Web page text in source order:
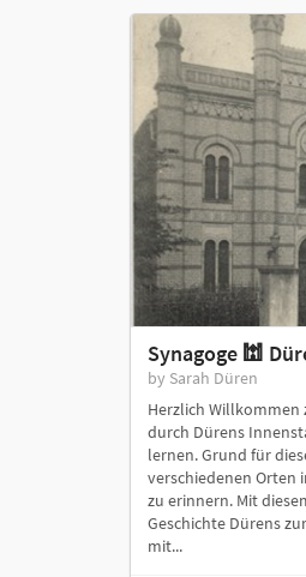
Synagoge 🕍
by Sarah Düren
Herzlich Willkommen
durch Dürens
lernen. Grund für
verschiedenen Orten
zu erinnern. Mit
Geschichte Dürens
mit...